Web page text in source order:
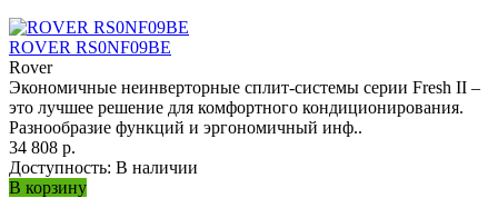
ROVER RS0NF09BE
Rover
Экономичные неинверторные сплит-системы серии Fresh II –
это лучшее решение для комфортного кондиционирования.
Разнообразие функций и эргономичный инф..
34 808 р.
Доступность: В наличии
В корзину